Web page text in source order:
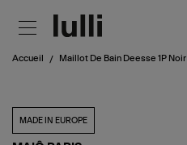
Accueil Maillot De Bain Deesse 1P Noir
MADE IN EUROPE